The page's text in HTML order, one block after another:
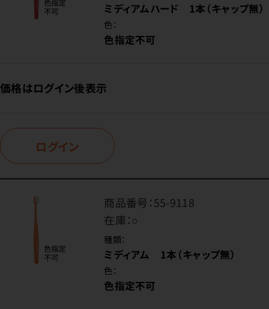
ミディアムハード 1本（キャップ無）
色：
色指定不可
価格はログイン後表示
ログイン
商品番号：55-9118
在庫：○
種類：
ミディアム 1本（キャップ無）
色：
色指定不可